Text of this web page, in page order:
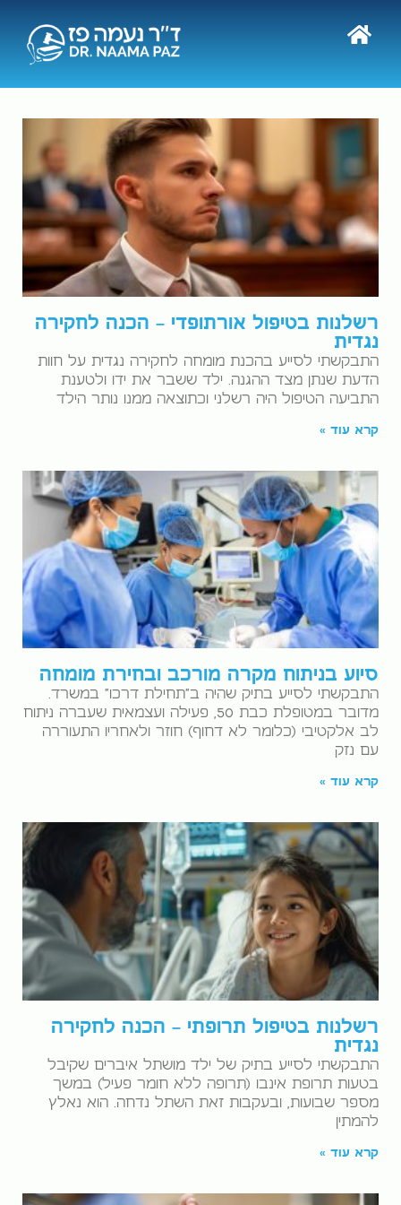
רשלנות בטיפול אורתופדי – הכנה לחקירה
נגדית
התבקשתי לסייע בהכנת מומחה לחקירה נגדית על חוות
הדעת שנתן מצד ההגנה. ילד ששבר את ידו ולטענת
התביעה הטיפול היה רשלני וכתוצאה ממנו נותר הילד
קרא עוד »
סיוע בניתוח מקרה מורכב ובחירת מומחה
התבקשתי לסייע בתיק שהיה ב"תחילת דרכו" במשרד.
מדובר במטופלת כבת 50, פעילה ועצמאית שעברה ניתוח
לב אלקטיבי (כלומר לא דחוף) חוזר ולאחריו התעוררה
עם נזק
קרא עוד »
רשלנות בטיפול תרופתי – הכנה לחקירה
נגדית
התבקשתי לסייע בתיק של ילד מושתל איברים שקיבל
בטעות תרופת אינבו (תרופה ללא חומר פעיל) במשך
מספר שבועות, ובעקבות זאת השתל נדחה. הוא נאלץ
להמתין
קרא עוד »